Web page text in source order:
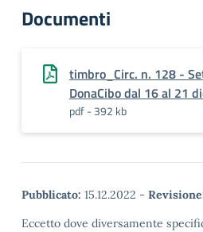
Documenti
timbro_Circ. n. 128 -
DonaCibo dal 16 al 21
pdf - 392 kb
Pubblicato: 15.12.2022 -
Eccetto dove diversamente